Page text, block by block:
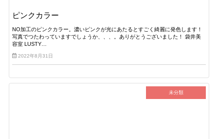
ピンクカラー
NO加工のピンクカラー。濃いピンクが光にあたるとすごく綺麗に発色します！
写真でつたわっていますでしょうか、、、。ありがとうございました！ 袋井美
容室 LUSTY…
2022年8月31日
未分類